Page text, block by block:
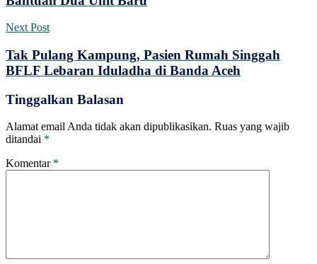
Next Post
Tak Pulang Kampung, Pasien Rumah Singgah
BFLF Lebaran Iduladha di Banda Aceh
Tinggalkan Balasan
Alamat email Anda tidak akan dipublikasikan. Ruas yang wajib
ditandai *
Komentar *